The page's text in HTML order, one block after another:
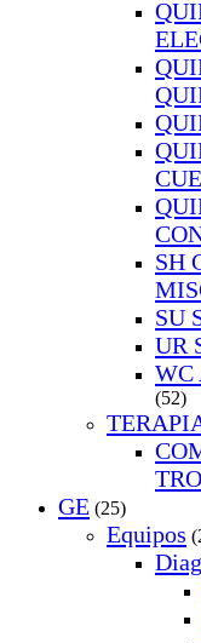
SH
SU
UR
WC
(52)
GE (25)
Equipos